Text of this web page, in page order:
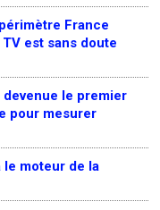
France
est sans doute
devenue le premier
pour mesurer
le moteur de la